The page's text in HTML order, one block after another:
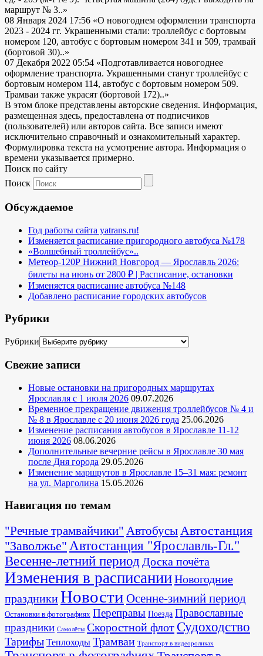
маршрут № 3..»
08 Января 2024 17:56 «О новогоднем оформлении транспорта
2023 - 2024 гг. Украшенными стали: троллейбус с бортовым
номером 120, автобус с бортовым номером 341 и 509, трамвай
(бортовой 30)..»
07 Декабря 2022 05:54 «Подготавливается новогоднее
оформление транспорта. Украшенными станут троллейбус с
бортовым номером 114, автобус с бортовым номером 509.
Трамваи также украсят (бортовой 172)..»
В этом блоке представлены авторские сведения. Информация,
размещенная здесь, предоставлена от подписчиков
(пользователей) или авторов сайта. Все записи имеют
исключительно справочный и ознакомительный характер.
Формулировка текста на усмотрение автора. Информация о
времени указывается примерно.
Поиск по сайту
Поиск
Обсуждаемое
Год работы сайта yatrans.ru!
Изменяется расписание пригородного автобуса №178
«Волшебный троллейбус»..
Метеор-120Р Нижний Новгород — Ярославль 2026:
билеты на июнь от 2800 ₽ | Расписание, остановки
Изменяется расписание автобуса №148
Добавлено расписание городских автобусов
Рубрики
Рубрики
Свежие записи
Новые остановки на пригородных маршрутах
Ярославля с 1 июля 2026 09.07.2026
Временное прекращение движения троллейбусов № 4 и
№ 8 в Ярославле с 20 июня 2026 года 25.06.2026
Изменение расписания автобусов в Ярославле 11-12
июня 2026 08.06.2026
Дополнительные вечерние рейсы в Ярославле 30 мая
после Дня города 29.05.2026
Изменение маршрутов в Ярославле 15–31 мая: ремонт
на ул. Марголина 15.05.2026
Навигация по темам
"Речные трамвайчики" АвтобусыАвтостанция
"Заволжье" Автостанция "Ярославль-Гл."
Весенне-летний период Доска почёта
Изменения в расписанииНовогодние
праздникиНовости Осенне-зимний период
Остановки в фотографиях Переправы Поезда Православные
праздники Самолёты Скоростной флот Судоходство
Тарифы Теплоходы Трамваи Транспорт в видеороликах